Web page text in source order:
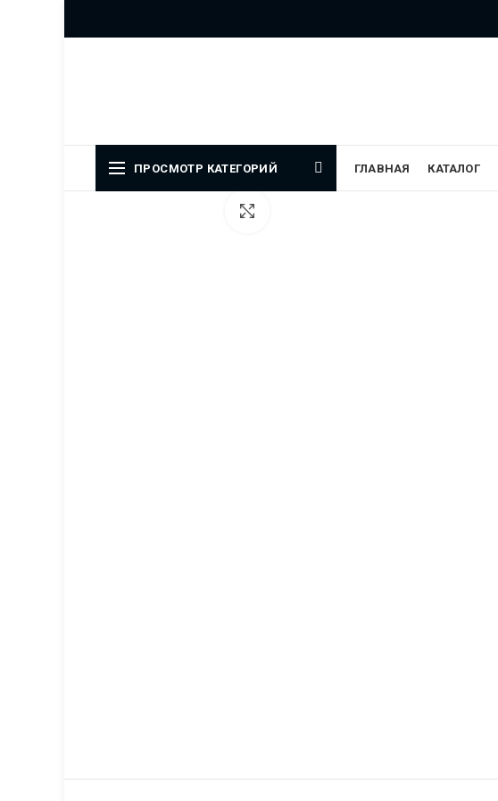
ПРОСМОТР КАТЕГОРИЙ ГЛАВНАЯ КАТАЛОГ